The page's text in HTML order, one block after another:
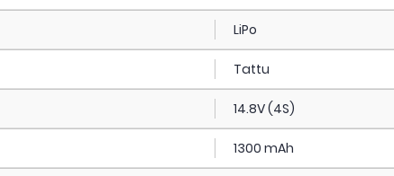
LiPo
Tattu
14.8V (4S)
1300 mAh